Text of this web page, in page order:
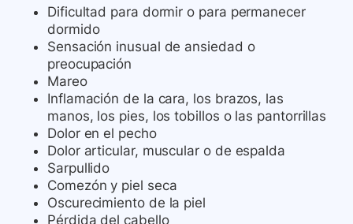
Dificultad para dormir o para permanecer
dormido
Sensación inusual de ansiedad o
preocupación
Mareo
Inflamación de la cara, los brazos, las
manos, los pies, los tobillos o las pantorrillas
Dolor en el pecho
Dolor articular, muscular o de espalda
Sarpullido
Comezón y piel seca
Oscurecimiento de la piel
Pérdida del cabello